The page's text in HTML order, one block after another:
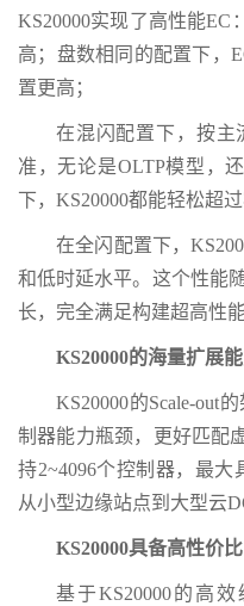
KS20000实现了高性能EC
高；盘数相同的配置下，
置更高；
在混闪配置下，按主
准，无论是OLTP模型，
下，KS20000都能轻松超
在全闪配置下，
和低时延水平。这个性能
长，完全满足构建超高性
KS20000的海量扩展
KS20000的Scale-out
制器能力瓶颈，更好匹配
持2~4096个控制器，最
从小型边缘站点到大型云
KS20000具备高性价比
基于KS20000的高